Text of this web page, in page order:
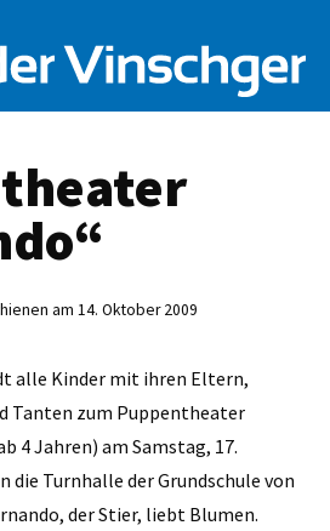
am 14. Oktober 2009
alle Kinder mit ihren Eltern,
Tanten zum Puppentheater
4 Jahren) am Samstag, 17.
die Turnhalle der Grundschule von
der Stier, liebt Blumen.